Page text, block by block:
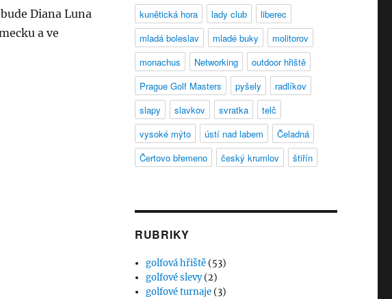
Diana Luna
a ve
kunětická hora
lady club
liberec
mladá boleslav
mladé buky
molitorov
monachus
Networking
outdoor hřiště
Prague Golf Masters
pyšely
radlíkov
slapy
slavkov svratka
telč
vysoké mýto
ústí nad labem
Čeladná
Čertovo břemeno
český krumlov štiřín
RUBRIKY
golfová hřiště (53)
golfové slevy(2)
golfové turnaje (3)